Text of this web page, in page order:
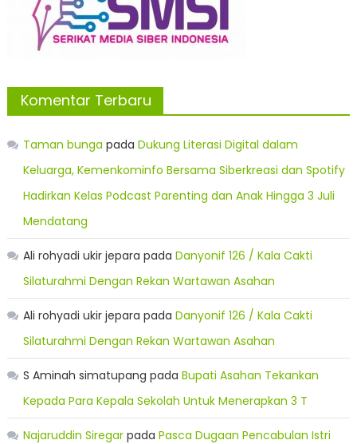
Komentar Terbaru
Taman bunga pada Dukung Literasi Digital dalam
Keluarga, Kemenkominfo Bersama Siberkreasi dan Spotify
Hadirkan Kelas Podcast Parenting dan Anak Hingga 3 Juli
Mendatang
Ali rohyadi ukir jepara pada Danyonif 126 / Kala Cakti
Silaturahmi Dengan Rekan Wartawan Asahan
Ali rohyadi ukir jepara pada Danyonif 126 / Kala Cakti
Silaturahmi Dengan Rekan Wartawan Asahan
S Aminah simatupang pada Bupati Asahan Tekankan
Kepada Para Kepala Sekolah Untuk Menerapkan 3 T
Najaruddin Siregarpada Pasca Dugaan Pencabulan Istri